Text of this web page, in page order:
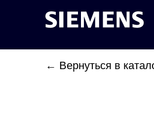
← Вернуться в